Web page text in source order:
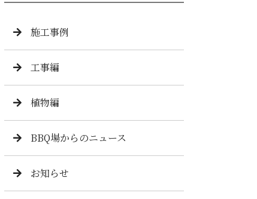
施工事例
工事編
植物編
BBQ場からのニュース
お知らせ